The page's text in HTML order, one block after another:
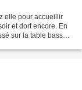
elle pour accueillir
et dort encore. En
sur la table basse